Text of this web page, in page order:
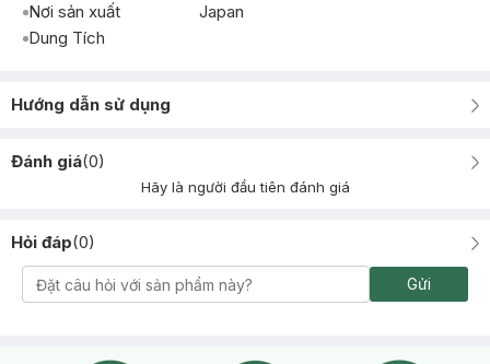
Nơi sản xuất
Japan
Dung Tích
Hướng dẫn sử dụng
Đánh giá(0)
Hãy là người đầu tiên đánh giá
Hỏi đáp(0)
Gửi